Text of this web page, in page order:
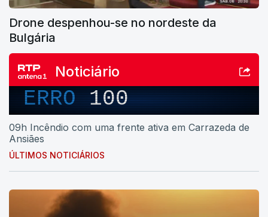
Drone despenhou-se no nordeste da
Bulgária
Noticiário
ERRO100
09h Incêndio com uma frente ativa em Carrazeda de
Ansiães
ÚLTIMOS NOTICIÁRIOS